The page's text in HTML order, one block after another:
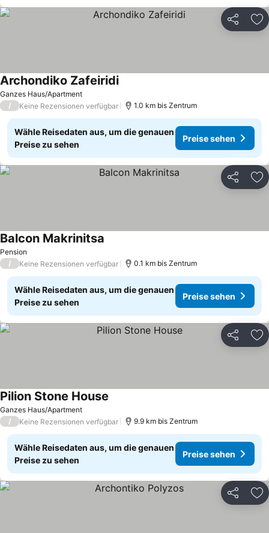
Teilen
Ganzes Haus/Apartment
Archondiko Zafeiridi
/ Keine Rezensionen verfügbar 1.0 km bis Zentrum
Wähle Reisedaten aus, um die genauen
Preise zu sehen
Preise sehen
Teilen
Pension
Balcon Makrinitsa
/ Keine Rezensionen verfügbar 0.1 km bis Zentrum
Wähle Reisedaten aus, um die genauen
Preise zu sehen
Preise sehen
Teilen
Ganzes Haus/Apartment
Pilion Stone House
/ Keine Rezensionen verfügbar 9.9 km bis Zentrum
Wähle Reisedaten aus, um die genauen
Preise zu sehen
Preise sehen
Teilen